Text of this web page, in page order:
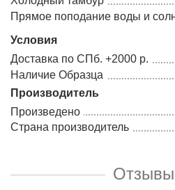
Прямое поподание воды и
Условия
Доставка по СПб. +2000 р.
Наличие Образца
Производитель
Произведено
Страна производитель